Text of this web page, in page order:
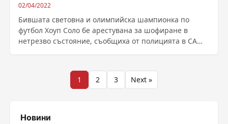
02/04/2022
Бившата световна и олимпийска шампионка по
футбол Хоуп Соло бе арестувана за шофиране в
нетрезво състояние, съобщиха от полицията в САЩ.
публикациите
1 2 3 Next »
Новини